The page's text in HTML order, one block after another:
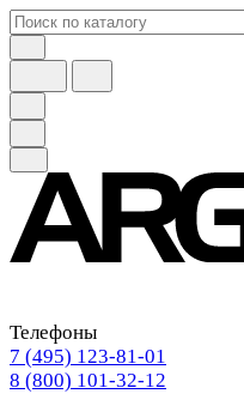
Телефоны
7 (495) 123-81-01
8 (800) 101-32-12